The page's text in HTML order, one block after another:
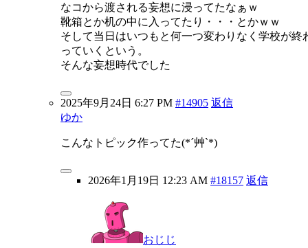
なコから渡される妄想に浸ってたなぁｗ
靴箱とか机の中に入ってたり・・・とかｗｗ
そして当日はいつもと何一つ変わりなく学校が終
っていくという。
そんな妄想時代でした
2025年9月24日 6:27 PM #14905 返信
ゆか
こんなトピック作ってた(*´艸`*)
2026年1月19日 12:23 AM #18157 返信
おじじ